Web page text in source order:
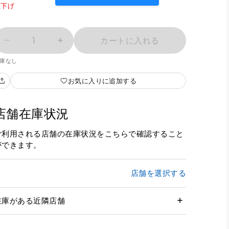
げ
1 カートに入れる
なし
お気に入りに追加する
舗在庫状況
利用される店舗の在庫状況をこちらで確認すること
きます。
店舗を選択する
庫がある近隣店舗